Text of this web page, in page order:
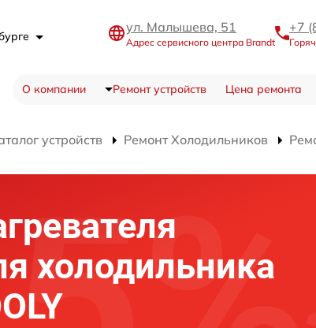
ул. Малышева, 51
Адрес сервисного центра Brandt
+7
О компании Ремонт устройств Цена ремонта
устройств Ремонт Холодильников
холодильника